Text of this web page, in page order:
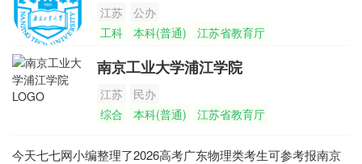
江苏
公办
工科
本科(普通) 江苏省教育厅
南京工业大学浦江学院
江苏
民办
综合
本科(普通) 江苏省教育厅
今天七七网小编整理了2026高考广东物理类考生可参考报南京